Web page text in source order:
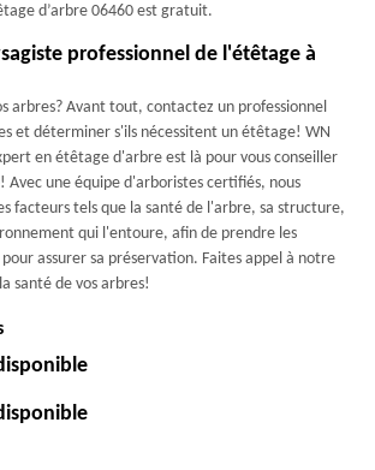
d’arbre 06460 est gratuit.
professionnel de l'étêtage à
arbres? Avant tout, contactez un professionnel
et déterminer s'ils nécessitent un étêtage! WN
en étêtage d'arbre est là pour vous conseiller
Avec une équipe d'arboristes certifiés, nous
facteurs tels que la santé de l'arbre, sa structure,
qui l'entoure, afin de prendre les
assurer sa préservation. Faites appel à notre
santé de vos arbres!